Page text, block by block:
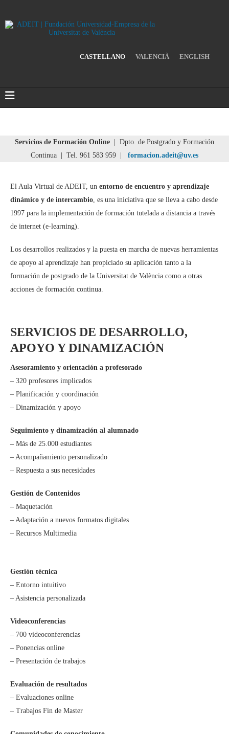
CASTELLANO VALENCIÀ ENGLISH
Servicios de Formación Online | Dpto. de Postgrado y Formación
Continua | Tel. 961 583 959 | formacion.adeit@uv.es
El Aula Virtual de ADEIT, un entorno de encuentro y aprendizaje
dinámico y de intercambio , es una iniciativa que se lleva a cabo desde
1997 para la implementación de formación tutelada a distancia a través
de internet (e-learning).
Los desarrollos realizados y la puesta en marcha de nuevas herramientas
de apoyo al aprendizaje han propiciado su aplicación tanto a la
formación de postgrado de la Universitat de València como a otras
acciones de formación continua.
SERVICIOS DE DESARROLLO,
APOYO Y DINAMIZACIÓN
Asesoramiento y orientación a profesorado
– 320 profesores implicados
– Planificación y coordinación
– Dinamización y apoyo
Seguimiento y dinamización al alumnado
– Más de 25.000 estudiantes
– Acompañamiento personalizado
– Respuesta a sus necesidades
Gestión de Contenidos
– Maquetación
– Adaptación a nuevos formatos digitales
– Recursos Multimedia
Gestión técnica
– Entorno intuitivo
– Asistencia personalizada
Videoconferencias
– 700 videoconferencias
– Ponencias online
– Presentación de trabajos
Evaluación de resultados
– Evaluaciones online
– Trabajos Fin de Master